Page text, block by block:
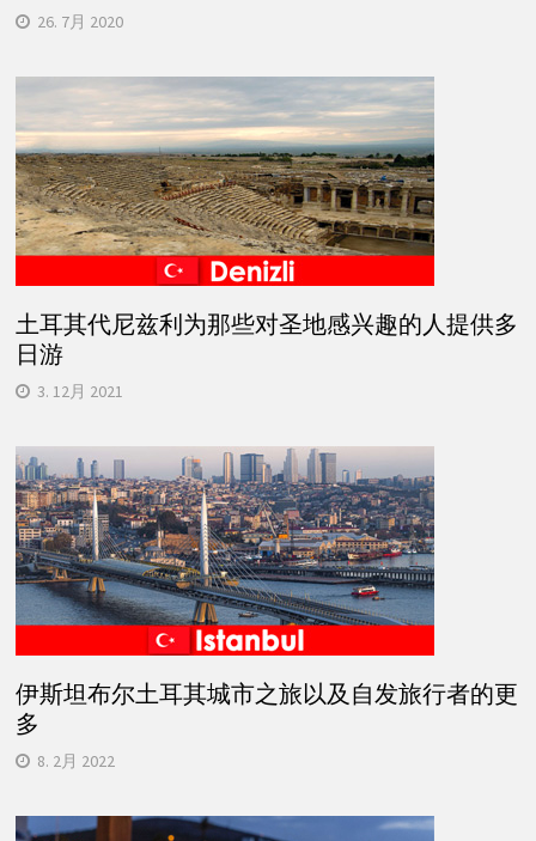
26. 7月 2020
土耳其代尼兹利为那些对圣地感兴趣的人提供多
日游
3. 12月 2021
伊斯坦布尔土耳其城市之旅以及自发旅行者的更
多
8. 2月 2022